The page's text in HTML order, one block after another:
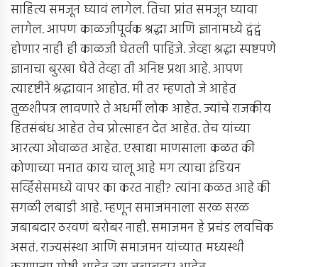
साहित्य समजून घ्यावं लागेल. तिचा प्रांत समजून घ्यावा
लागेल. आपण काळजीपूर्वक श्रद्धा आणि ज्ञानामध्ये द्वंद्वं
होणार नाही ही काळजी घेतली पाहिजे. जेव्हा श्रद्धा स्पष्टपणे
ज्ञानाचा बुरखा घेते तेव्हा ती अनिष्ट प्रथा आहे. आपण
त्यादृष्टीने श्रद्धावान आहोत. मी तर म्हणतो जे आहेत
तुळशीपत्र लावणारे ते अधर्मी लोक आहेत. ज्यांचे राजकीय
हितसंबंध आहेत तेच प्रोत्साहन देत आहेत. तेच यांच्या
आरत्या ओवाळत आहेत. एखाद्या माणसाला कळत की
कोणाच्या मनात काय चालू आहे मग त्याचा इंडियन
सर्व्हिसेसमध्ये वापर का करत नाही? त्यांना कळत आहे की
सगळी लबाडी आहे. म्हणून समाजमनाला सरळ सरळ
जबाबदार ठरवणं बरोबर नाही. समाजमन हे प्रचंड लवचिक
असतं. राज्यसंस्था आणि समाजमन यांच्यात मध्यस्थी